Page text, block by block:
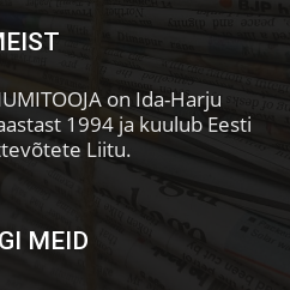
on Ida-Harju
1994 ja kuulub Eesti
Liitu.
MEID